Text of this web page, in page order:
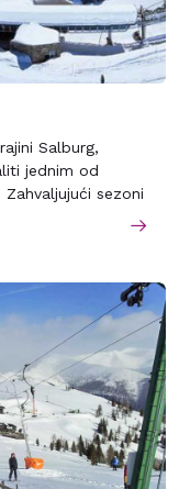
Salburg,
jednim od
sezoni
jednu od
staze su dugačke
da ski pass I ski
skijaše se
9 km od Kapruna,